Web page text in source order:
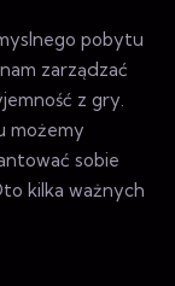
pobytu
zarządzać
z gry.
możemy
sobie
kilka ważnych